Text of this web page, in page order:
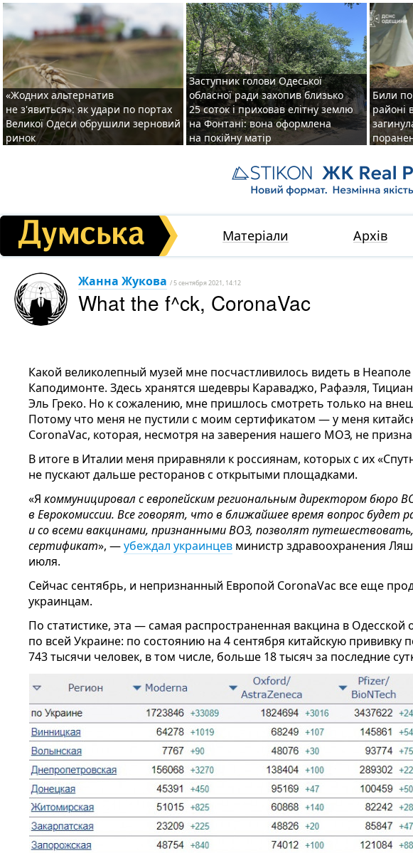
«Жодних альтернатив
не з'явиться»: як удари по портах
Великої Одеси обрушили зерновий
ринок
Заступник голови Одеської
обласної ради захопив близько
25 соток і приховав елітну землю
на Фонтані: вона оформлена
на покійну матір
Били
районі
Матеріали Архів
Жанна Жукова / 5 сентября 2021, 14:12
What the f^ck, CoronaVac
Какой великолепный музей мне посчастливилось видеть в
Каподимонте. Здесь хранятся шедевры Караваджо, Рафаэля,
Эль Греко. Но к сожалению, мне пришлось смотреть только на
Потому что меня не пустили с моим сертификатом — у меня
CoronaVac, которая, несмотря на заверения нашего МОЗ, не
В итоге в Италии меня приравняли к россиянам, которых с их
не пускают дальше ресторанов с открытыми площадками.
«Я коммуницировал с европейским региональным директором бюро
в Еврокомиссии. Все говорят, что в ближайшее время вопрос будет
и со всеми вакцинами, признанными ВОЗ, позволят путешествовать,
сертификат», —убеждал украинцев министр здравоохранения
июля.
Сейчас сентябрь, и непризнанный Европой CoronaVac все еще
украинцам.
По статистике, эта — самая распространенная вакцина в Одесской
по всей Украине: по состоянию на 4 сентября китайскую прививку
743 тысячи человек, в том числе, больше 18 тысяч за последние